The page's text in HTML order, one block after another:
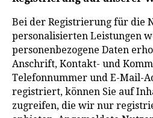
Bei der Registrierung für die
personalisierten Leistungen
personenbezogene Daten
Anschrift, Kontakt- und
Telefonnummer und E-Mail-
registriert, können Sie auf
zugreifen, die wir nur